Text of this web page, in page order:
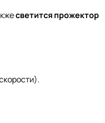
светится прожектор